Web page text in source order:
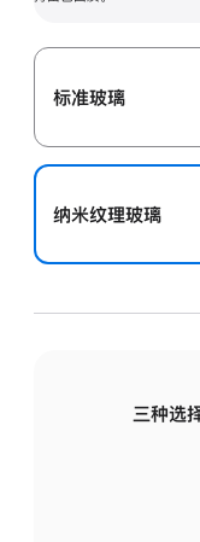
开
标准玻璃
纳米纹理玻璃
三种选